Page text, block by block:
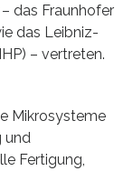
das Fraunhofer
das Leibniz-
– vertreten.
Mikrosysteme
und
Fertigung,